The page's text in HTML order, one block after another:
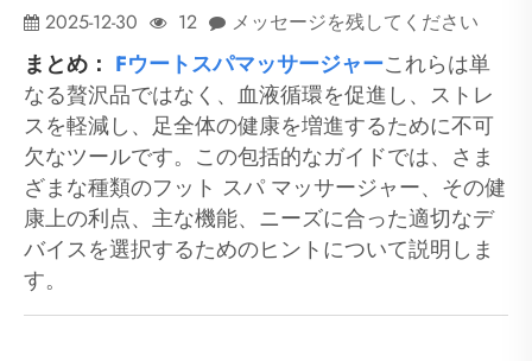
2025-12-30 12 メッセージを残してください
まとめ： Fウートスパマッサージャーこれらは単
なる贅沢品ではなく、血液循環を促進し、ストレ
スを軽減し、足全体の健康を増進するために不可
欠なツールです。この包括的なガイドでは、さま
ざまな種類のフット スパ マッサージャー、その健
康上の利点、主な機能、ニーズに合った適切なデ
バイスを選択するためのヒントについて説明しま
す。